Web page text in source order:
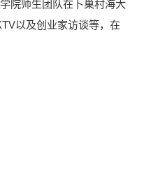
院师生团队在卜巢村海大
以及创业家访谈等，在